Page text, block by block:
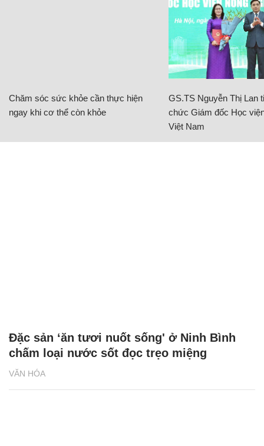
Chăm sóc sức khỏe cần thực hiện
ngay khi cơ thể còn khỏe
GS.TS Nguyễn Thị Lan
chức Giám đốc Học
Việt Nam
VĂN HÓA
Đặc sản ‘ăn tươi nuốt sống' ở Ninh Bình
chấm loại nước sốt đọc trẹo miệng